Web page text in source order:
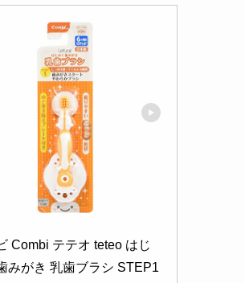
Combi テテオ teteo はじ
みがき 乳歯ブラシ STEP1